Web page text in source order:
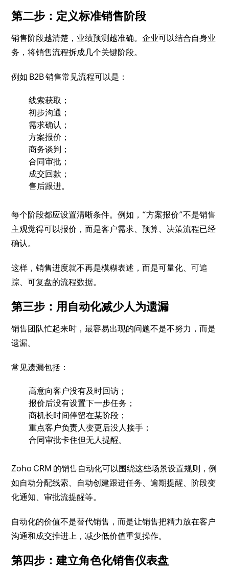
第二步：定义标准销售阶段
销售阶段越清楚，业绩预测越准确。企业可以结合自身业
务，将销售流程拆成几个关键阶段。
例如 B2B 销售常见流程可以是：
线索获取；
初步沟通；
需求确认；
方案报价；
商务谈判；
合同审批；
成交回款；
售后跟进。
每个阶段都应设置清晰条件。例如，“方案报价”不是销售
主观觉得可以报价，而是客户需求、预算、决策流程已经
确认。
这样，销售进度就不再是模糊表述，而是可量化、可追
踪、可复盘的流程数据。
第三步：用自动化减少人为遗漏
销售团队忙起来时，最容易出现的问题不是不努力，而是
遗漏。
常见遗漏包括：
高意向客户没有及时回访；
报价后没有设置下一步任务；
商机长时间停留在某阶段；
重点客户负责人变更后没人接手；
合同审批卡住但无人提醒。
Zoho CRM 的销售自动化可以围绕这些场景设置规则，例
如自动分配线索、自动创建跟进任务、逾期提醒、阶段变
化通知、审批流提醒等。
自动化的价值不是替代销售，而是让销售把精力放在客户
沟通和成交推进上，减少低价值重复操作。
第四步：建立角色化销售仪表盘